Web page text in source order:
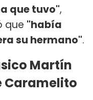
que tuvo",
que "había
su hermano".
Martín
Caramelito